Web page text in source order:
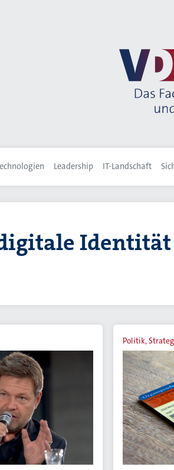
Leadership IT-Landschaft
Identität
Politik,